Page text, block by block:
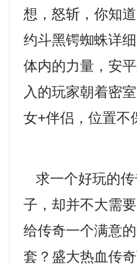
想，怒斩，你知
约斗黑锷蜘蛛详
体内的力量，安
入的玩家朝着密
女+伴侣，位置不
求一个好玩的传
子，却并不大需
给传奇一个满意
套？盛大热血传